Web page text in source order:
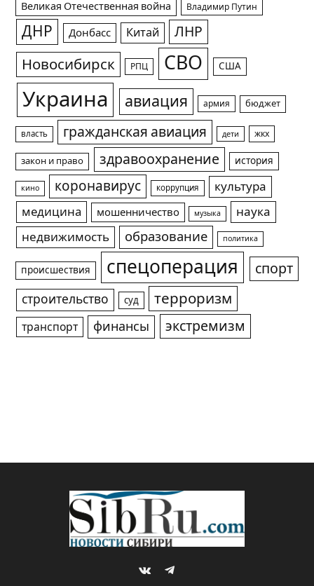
Великая Отечественная война Владимир Путин
ДНР Донбасс Китай ЛНР
Новосибирск РПЦ СВО США
Украина авиация армия бюджет
власть гражданская авиация дети жкх
закон и право здравоохранение история
кино коронавирус коррупция
культура
медицина
мошенничество музыка
наука
недвижимость
образование политика
происшествия спецоперация спорт
строительство суд терроризм
транспорт финансы экстремизм
VKontakteTelegram